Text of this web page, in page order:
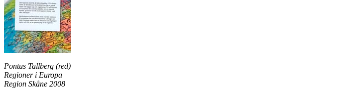
Pontus Tallberg (red)
Regioner i Europa
Region Skåne 2008